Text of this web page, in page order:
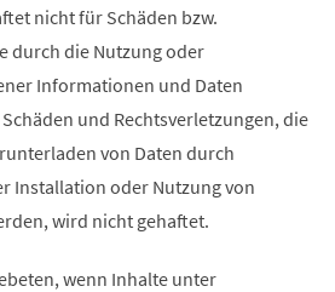
nicht für Schäden bzw.
durch die Nutzung oder
Informationen und Daten
und Rechtsverletzungen, die
von Daten durch
Installation oder Nutzung von
wird nicht gehaftet.
wenn Inhalte unter